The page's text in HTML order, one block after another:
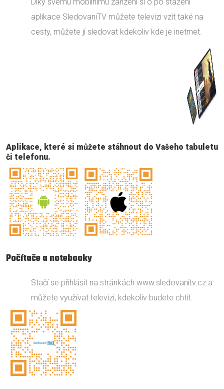
aplikace SledovaniTV můžete televizi vzít také na
cesty, můžete jí sledovat kdekoliv kde je inetrnet.
Aplikace, které si můžete stáhnout do Vašeho tabuletu
či telefonu.
Počítače a notebooky
Stačí se přihlásit na stránkách www.sledovanitv.cz a
můžete využívat televizi, kdekoliv budete chtít.